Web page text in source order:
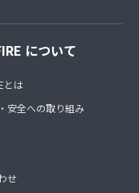
について
とは
安全への取り組み
せ